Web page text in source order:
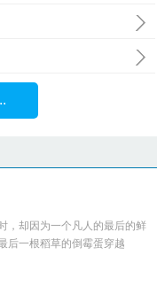
，却因为一个凡人的最后的鲜
后一根稻草的倒霉蛋穿越